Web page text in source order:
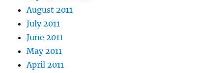
August 2011
July 2011
June 2011
May 2011
April 2011